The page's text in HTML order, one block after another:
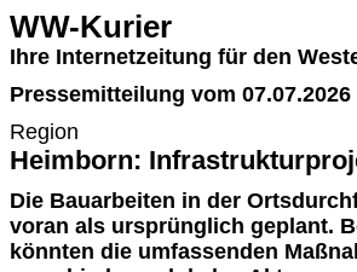
WW-Kurier
Ihre Internetzeitung für den
Pressemitteilung vom 07.07.2026
Region
Heimborn:
Die Bauarbeiten in der
voran als ursprünglich geplant.
könnten die umfassenden